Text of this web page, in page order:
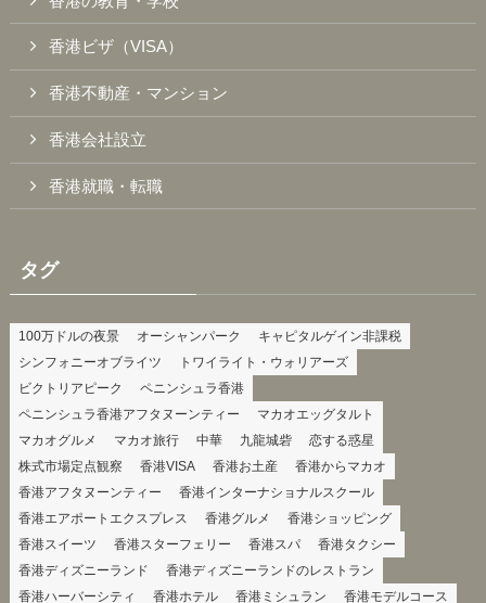
香港ビザ（VISA）
香港不動産・マンション
香港会社設立
香港就職・転職
タグ
100万ドルの夜景 オーシャンパーク
キャピタルゲイン非課税
シンフォニーオブライツ
トワイライト・ウォリアーズ
ビクトリアピーク
ペニンシュラ香港
ペニンシュラ香港アフタヌーンティー
マカオエッグタルト
マカオグルメ
マカオ旅行 中華 九龍城砦
恋する惑星
株式市場定点観察
香港VISA 香港お土産
香港からマカオ
香港アフタヌーンティー
香港インターナショナルスクール
香港エアポートエクスプレス
香港グルメ
香港ショッピング
香港スイーツ
香港スターフェリー 香港スパ
香港タクシー
香港ディズニーランド
香港ディズニーランドのレストラン
香港ハーバーシティ
香港ホテル 香港ミシュラン 香港モデルコース